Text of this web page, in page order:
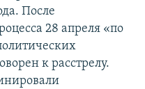
После
28 апреля «по
к расстрелу.